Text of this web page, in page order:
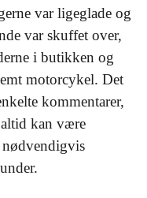
var ligeglade og
var skuffet over,
i butikken og
motorcykel. Det
kommentarer,
kan være